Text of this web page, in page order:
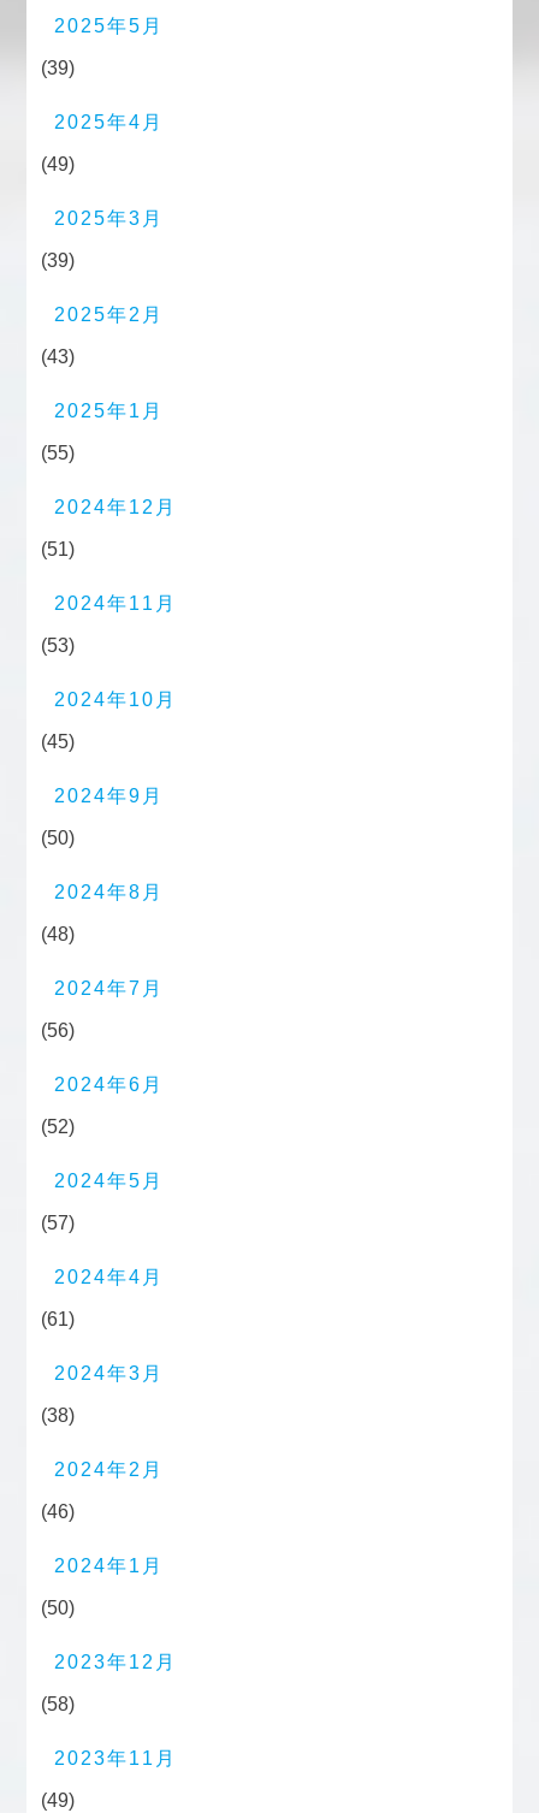
2025年5月
(39)
2025年4月
(49)
2025年3月
(39)
2025年2月
(43)
2025年1月
(55)
2024年12月
(51)
2024年11月
(53)
2024年10月
(45)
2024年9月
(50)
2024年8月
(48)
2024年7月
(56)
2024年6月
(52)
2024年5月
(57)
2024年4月
(61)
2024年3月
(38)
2024年2月
(46)
2024年1月
(50)
2023年12月
(58)
2023年11月
(49)